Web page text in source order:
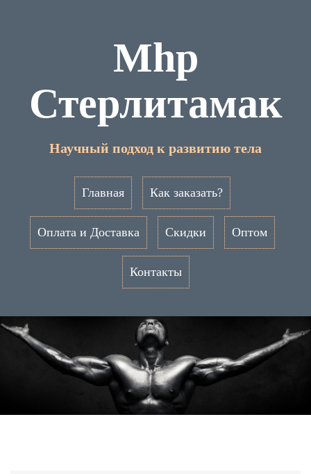
Mhp
Стерлитамак
Научный подход к развитию тела
Главная Как заказать?
Оплата и Доставка Скидки Оптом
Контакты